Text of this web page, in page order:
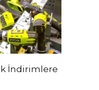
İndirimlere